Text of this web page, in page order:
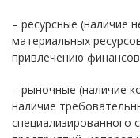
– ресурсные (наличие
материальных
привлечению
– рыночные (наличие
наличие
специализированного